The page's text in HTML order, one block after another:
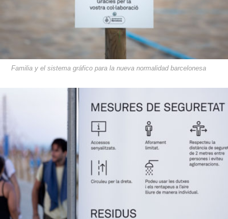
Familia y el sistema gráfico para la nueva normalidad barcelonesa